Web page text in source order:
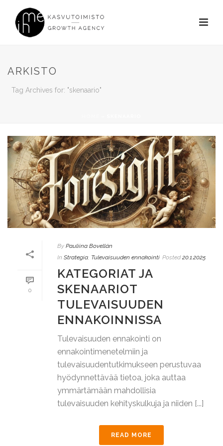
ARKISTO
Tag Archives for: "skenaario"
0
By Pauliina Bovellán
In Strategia Tulevaisuuden ennakointi Posted 20.1.2025
KATEGORIAT JA
SKENAARIOT
TULEVAISUUDEN
ENNAKOINNISSA
Tulevaisuuden ennakointi on
ennakointimenetelmiin ja
tulevaisuudentutkimukseen perustuvaa
hyödynnettävää tietoa, joka auttaa
ymmärtämään mahdollisia
tulevaisuuden kehityskulkuja ja niiden [...]
READ MORE